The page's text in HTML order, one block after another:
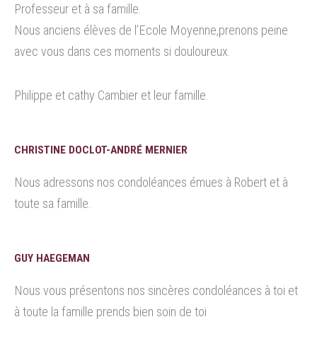
Professeur et à sa famille.
Nous anciens élèves de l’Ecole Moyenne,prenons peine
avec vous dans ces moments si douloureux.
Philippe et cathy Cambier et leur famille.
CHRISTINE DOCLOT-ANDRÉ MERNIER
Nous adressons nos condoléances émues à Robert et à
toute sa famille.
GUY HAEGEMAN
Nous vous présentons nos sincères condoléances à toi et
à toute la famille prends bien soin de toi